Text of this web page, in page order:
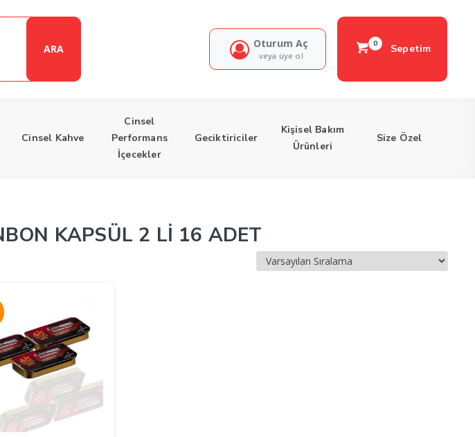
ARA Oturum Aç
veya üye ol
0 Sepetim
Cinsel Kahve
Cinsel
Performans
İçecekler
Geciktiriciler
Kişisel Bakım
Ürünleri
Size Özel
KAPSÜL 2 Lİ 16 ADET